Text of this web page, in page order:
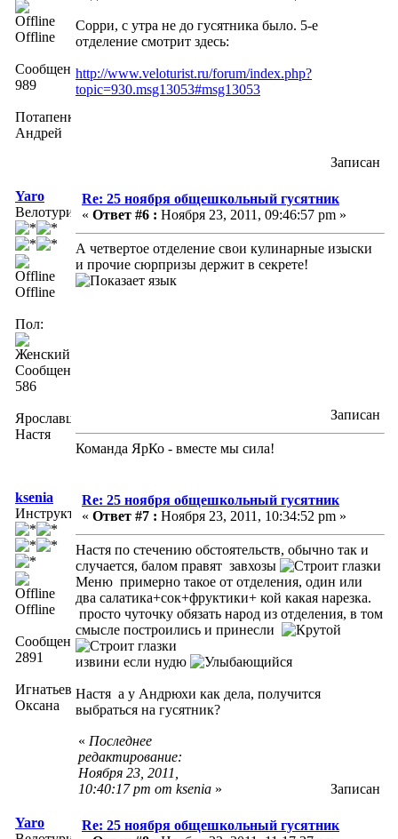
Offline
Сообщений:
989
Потапенко
Андрей
Сорри, с утра не до гусятника было. 5-е
отделение смотрит здесь:
http://www.veloturist.ru/forum/index.php?
topic=930.msg13053#msg13053
Записан
Yaro
Велотурист
Offline
Пол:
Сообщений:
586
Ярославцева
Настя
Re: 25 ноября общешкольный гусятник
« Ответ #6 : Ноября 23, 2011, 09:46:57 pm »
А четвертое отделение свои кулинарные изыски
и прочие сюрпризы держит в секрете!
Записан
Команда ЯрКо - вместе мы сила!
ksenia
Инструктор
Offline
Сообщений:
2891
Игнатьева
Оксана
Re: 25 ноября общешкольный гусятник
« Ответ #7 : Ноября 23, 2011, 10:34:52 pm »
Настя по стечению обстоятельств, обычно так и
случается, балом правят завхозы
Меню примерно такое от отделения, один или
два салатика+сок+фруктики+ кой какая нарезка.
просто чуточку обязать народ из отделения, в том
смысле построились и принесли
извини если нудю
Настя а у Андрюхи как дела, получится
выбраться на гусятник?
« Последнее
редактирование:
Ноября 23, 2011,
10:40:17 pm от ksenia » Записан
Yaro
Re: 25 ноября общешкольный гусятник